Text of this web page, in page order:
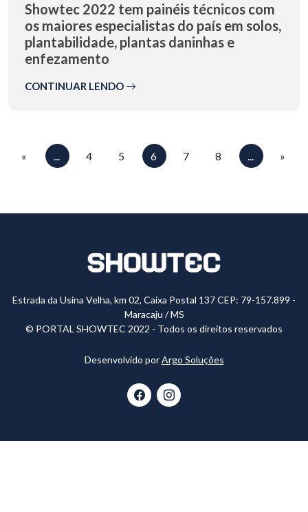
Showtec 2022 tem painéis técnicos com
os maiores especialistas do país em solos,
plantabilidade, plantas daninhas e
enfezamento
CONTINUAR LENDO
« ... 4 5 6 7 8 ... »
Estrada da Usina Velha, km 02, Caixa Postal 137 CEP: 79-157.899 -
Maracaju / MS
© PORTAL SHOWTEC 2022 - Todos os direitos reservados
Desenvolvido porArgo Soluções